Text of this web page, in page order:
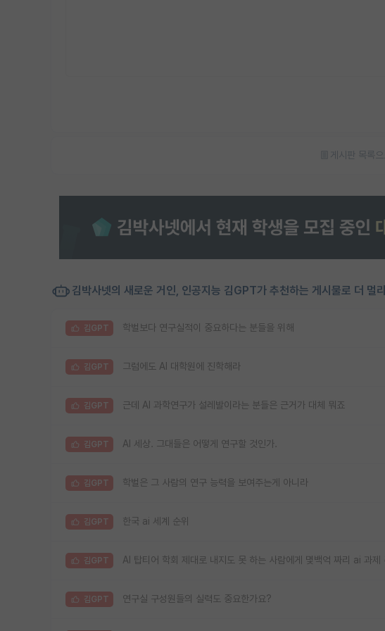
게시판 목록으
김박사넷의 새로운 거인, 인공지능 김GPT가 추천하는 게시물로 더 멀
김GPT 학벌보다 연구실적이 중요하다는 분들을 위해
김GPT 그럼에도 AI 대학원에 진학해라
김GPT 근데 AI 과학연구가 설레발이라는 분들은 근거가 대체 뭐죠
김GPT AI 세상. 그대들은 어떻게 연구할 것인가.
김GPT 학벌은 그 사람의 연구 능력을 보여주는게 아니라
김GPT 한국 ai 세계 순위
김GPT AI 탑티어 학회 제대로 내지도 못 하는 사람에게 몇백억 짜리 ai 과제
김GPT 연구실 구성원들의 실력도 중요한가요?